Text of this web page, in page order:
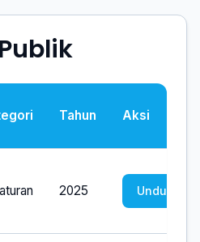
Tahun Aksi
2025 Unduh